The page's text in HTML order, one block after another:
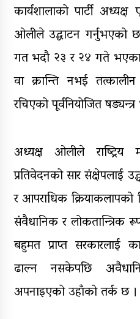
कार्यशालाको पार्टी अध्यक्ष
ओलीले उद्घाटन गर्नुभएको
गत भदौ २३ र २४ गते
वा क्रान्ति नभई
रचिएको पूर्वनियोजित
अध्यक्ष ओलीले
प्रतिवेदनको सार संक्षेपलाई
र आपराधिक क्रियाकलापको
संवैधानिक र लोकतान्त्रिक
बहुमत प्राप्त सरकारलाई
ढाल्न नसकेपछि
अपनाइएको उहाँको तर्क छ ।